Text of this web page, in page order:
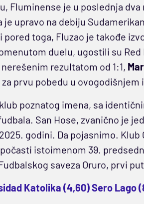
Fluminense je u poslednja dva
upravo na debiju
toga, Fluzao je takođe
duelu, ugostili su Red
rezultatom od 1:1,
prvu pobedu u ovogodišnjem
poznatog imena, sa
San Hose, zvanično je
godini. Da pojasnimo. Klub
istoimenom 39.
saveza Oruro, prvi
Katolika (4,60) Sero Lago